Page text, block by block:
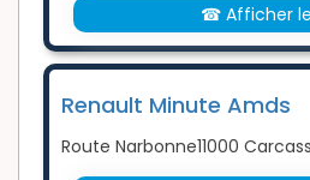
☎ Afficher le
Renault Minute Amds
Route Narbonne11000